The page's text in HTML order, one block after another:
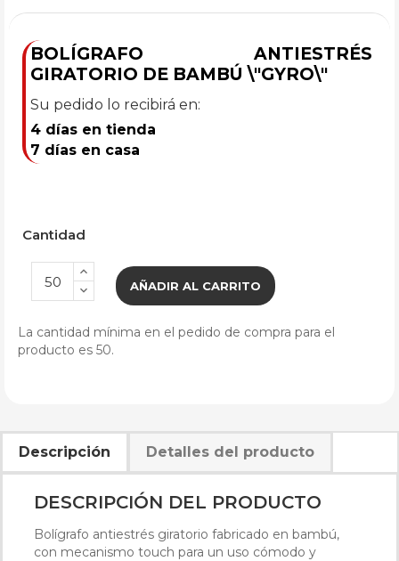
BOLÍGRAFO ANTIESTRÉS
GIRATORIO DE BAMBÚ \"GYRO\"
Su pedido lo recibirá en:
4 días en tienda
7 días en casa
Cantidad
AÑADIR AL CARRITO
La cantidad mínima en el pedido de compra para el
producto es 50.
Descripción Detalles del producto
DESCRIPCIÓN DEL PRODUCTO
Bolígrafo antiestrés giratorio fabricado en bambú,
con mecanismo touch para un uso cómodo y